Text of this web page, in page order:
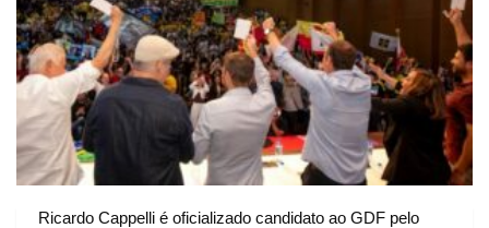
Ricardo Cappelli é oficializado candidato ao GDF pelo